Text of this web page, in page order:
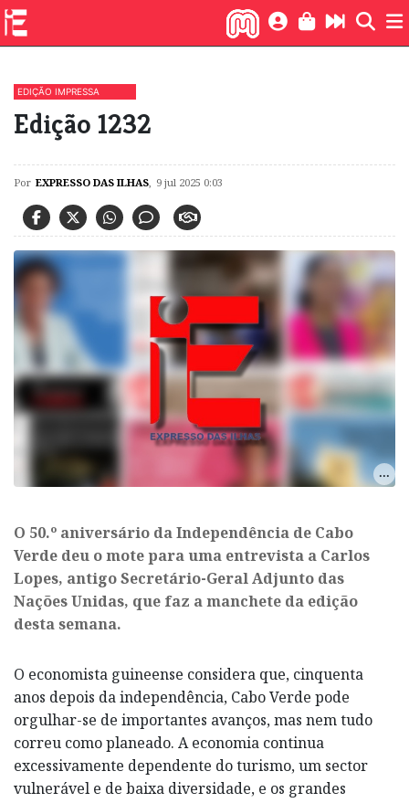
EDIÇÃO IMPRESSA
Edição 1232
Por EXPRESSO DAS ILHAS, 9 jul 2025 0:03
​O 50.º aniversário da Independência de Cabo
Verde deu o mote para uma entrevista a Carlos
Lopes, antigo Secretário-Geral Adjunto das
Nações Unidas, que faz a manchete da edição
desta semana.
O economista guineense considera que, cinquenta
anos depois da independência, Cabo Verde pode
orgulhar-se de importantes avanços, mas nem tudo
correu como planeado. A economia continua
excessivamente dependente do turismo, um sector
vulnerável e de baixa diversidade, e os grandes